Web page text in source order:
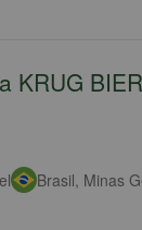
KRUG
Brasil, Minas